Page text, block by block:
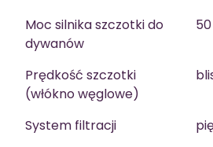
Moc silnika szczotki do
dywanów
Prędkość szczotki
(włókno węglowe)
System filtracji